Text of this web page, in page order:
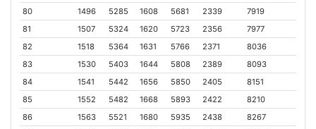
80
1496 5285 1608 5681 2339
7919
81
1507 5324 1620 5723 2356
7977
82
1518 5364 1631 5766 2371
8036
83
1530 5403 1644 5808 2389
8093
84
1541 5442 1656 5850 2405
8151
85
1552 5482 1668 5893 2422
8210
86
1563 5521 1680 5935 2438
8267